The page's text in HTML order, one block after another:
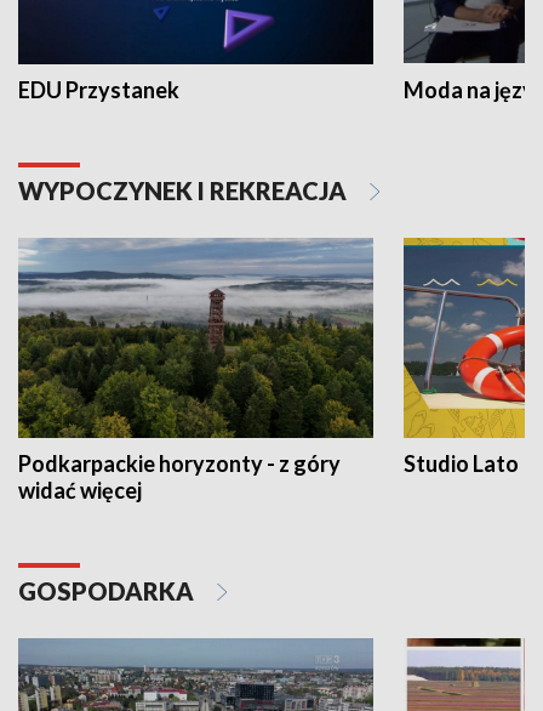
EDU Przystanek Moda na
WYPOCZYNEK I REKREACJA
Podkarpackie horyzonty - z góry
widać więcej
Studio Lato
GOSPODARKA